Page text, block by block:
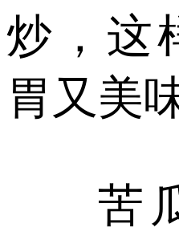
炒，这
胃又美
苦